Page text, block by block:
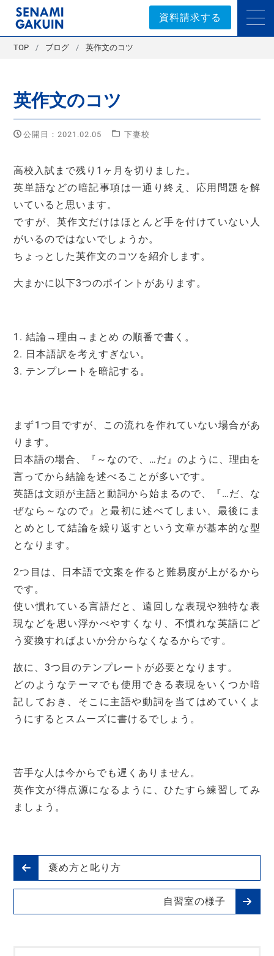
セナミ学院｜学習塾
資料請求する
TOP ブログ 英作文のコツ
英作文のコツ
公開日：2021.02.05 下妻校
高校入試まで残り1ヶ月を切りました。
英単語などの暗記事項は一通り終え、応用問題を解
いていると思います。
ですが、英作文だけはほとんど手を付けていない人
がいるのではないでしょうか。
ちょっとした英作文のコツを紹介します。
大まかに以下3つのポイントがあります。
1. 結論→理由→まとめ の順番で書く。
2. 日本語訳を考えすぎない。
3. テンプレートを暗記する。
まず1つ目ですが、この流れを作れていない場合があ
ります。
日本語の場合、『～なので、…だ』のように、理由を
言ってから結論を述べることが多いです。
英語は文頭が主語と動詞から始まるので、『…だ、な
ぜなら～なので』と最初に述べてしまい、最後にま
とめとして結論を繰り返すという文章が基本的な型
となります。
2つ目は、日本語で文案を作ると難易度が上がるから
です。
使い慣れている言語だと、遠回しな表現や独特な表
現などを思い浮かべやすくなり、不慣れな英語にど
う変換すればよいか分からなくなるからです。
故に、3つ目のテンプレートが必要となります。
どのようなテーマでも使用できる表現をいくつか暗
記しておき、そこに主語や動詞を当てはめていくよ
うにするとスムーズに書けるでしょう。
苦手な人は今からでも遅くありません。
英作文が得点源になるように、ひたすら練習してみ
ましょう。
褒め方と叱り方
自習室の様子